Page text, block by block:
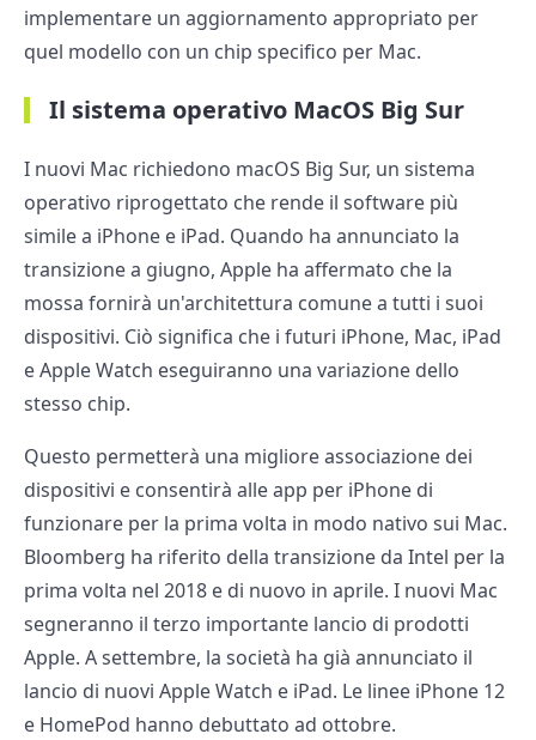
implementare un aggiornamento appropriato per
quel modello con un chip specifico per Mac.
Il sistema operativo MacOS Big Sur
I nuovi Mac richiedono macOS Big Sur, un sistema
operativo riprogettato che rende il software più
simile a iPhone e iPad. Quando ha annunciato la
transizione a giugno, Apple ha affermato che la
mossa fornirà un'architettura comune a tutti i suoi
dispositivi. Ciò significa che i futuri iPhone, Mac, iPad
e Apple Watch eseguiranno una variazione dello
stesso chip.
Questo permetterà una migliore associazione dei
dispositivi e consentirà alle app per iPhone di
funzionare per la prima volta in modo nativo sui Mac.
Bloomberg ha riferito della transizione da Intel per la
prima volta nel 2018 e di nuovo in aprile. I nuovi Mac
segneranno il terzo importante lancio di prodotti
Apple. A settembre, la società ha già annunciato il
lancio di nuovi Apple Watch e iPad. Le linee iPhone 12
e HomePod hanno debuttato ad ottobre.